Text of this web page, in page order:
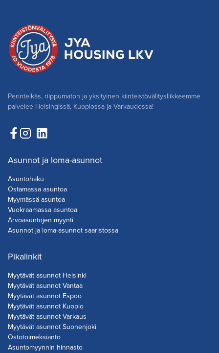
Perinteikäs, riippumaton ja yksityinen kiinteistövälitysliikkeemme
palvelee Helsingissä, Kuopiossa ja Varkaudessa!
Asunnot ja loma-asunnot
Asuntohaku
Ostamassa asuntoa
Myymässä asuntoa
Vuokraamassa asuntoa
Arvoasuntojen myynti
Asunnot ja loma-asunnot saaristossa
Pikalinkit
Myytävät asunnot Helsinki
Myytävät asunnot Vantaa
Myytävät asunnot Espoo
Myytävät asunnot Kuopio
Myytävät asunnot Varkaus
Myytävät asunnot Suonenjoki
Ostotoimeksianto
Asuntomyynnin hinnasto